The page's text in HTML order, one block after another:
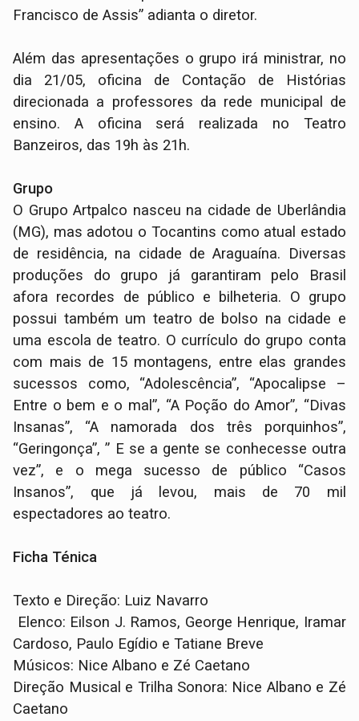
Francisco de Assis” adianta o diretor.
Além das apresentações o grupo irá ministrar, no
dia 21/05, oficina de Contação de Histórias
direcionada a professores da rede municipal de
ensino. A oficina será realizada no Teatro
Banzeiros, das 19h às 21h.
Grupo
O Grupo Artpalco nasceu na cidade de Uberlândia
(MG), mas adotou o Tocantins como atual estado
de residência, na cidade de Araguaína. Diversas
produções do grupo já garantiram pelo Brasil
afora recordes de público e bilheteria. O grupo
possui também um teatro de bolso na cidade e
uma escola de teatro. O currículo do grupo conta
com mais de 15 montagens, entre elas grandes
sucessos como, “Adolescência”, “Apocalipse –
Entre o bem e o mal”, “A Poção do Amor”, “Divas
Insanas”, “A namorada dos três porquinhos”,
“Geringonça”, ” E se a gente se conhecesse outra
vez”, e o mega sucesso de público “Casos
Insanos”, que já levou, mais de 70 mil
espectadores ao teatro.
Ficha Ténica
Texto e Direção: Luiz Navarro
Elenco: Eilson J. Ramos, George Henrique, Iramar
Cardoso, Paulo Egídio e Tatiane Breve
Músicos: Nice Albano e Zé Caetano
Direção Musical e Trilha Sonora: Nice Albano e Zé
Caetano